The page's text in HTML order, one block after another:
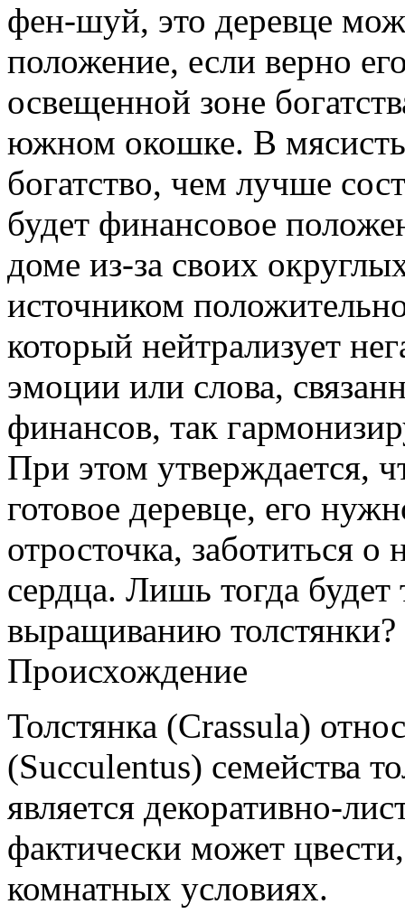
фен-шуй, это деревце
положение, если верно
освещенной зоне
южном окошке. В
богатство, чем лучше
будет финансовое
доме из-за своих
источником
который нейтрализует
эмоции или слова,
финансов, так
При этом утверждается,
готовое деревце, его
отросточка, заботиться
сердца. Лишь тогда
выращиванию толстянки?
Происхождение
Толстянка (Crassula)
(Succulentus) семейства
является декоративно-
фактически может
комнатных условиях.